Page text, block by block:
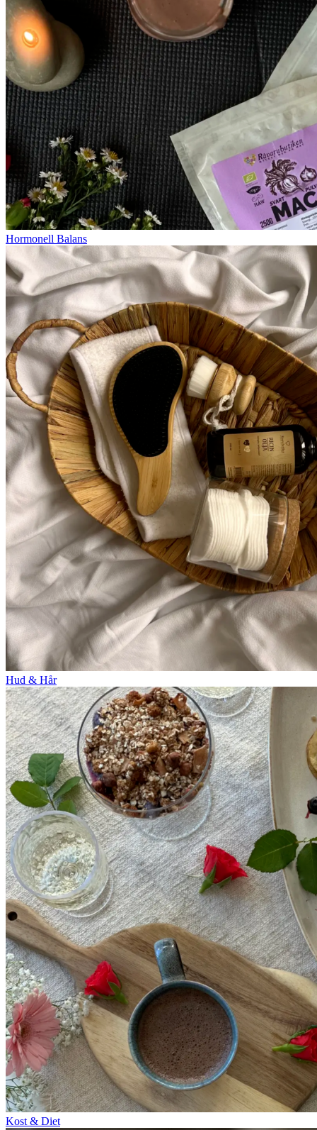
Hormonell Balans
Hud & Hår
Kost & Diet